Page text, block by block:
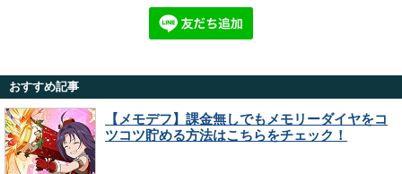
おすすめ記事
【メモデフ】課金無しでもメモリーダイヤをコ
ツコツ貯める方法はこちらをチェック！